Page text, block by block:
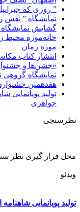
” روزی که
نمایشگاه ” نقش
گشایش نمایشگاه
خانه‌موزه محیط‌
موزه زمان
انتشار کتاب
«جشن‌ها و
نمایشگاه
هفدهمین
تولید پویانمایی
جواهری
نظرسنجی
محل قرار گیری نظر
ویدئو
تولید پویانمایی